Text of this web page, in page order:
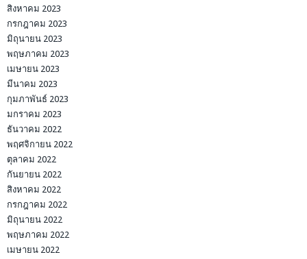
สิงหาคม 2023
กรกฎาคม 2023
มิถุนายน 2023
พฤษภาคม 2023
เมษายน 2023
มีนาคม 2023
กุมภาพันธ์ 2023
มกราคม 2023
ธันวาคม 2022
พฤศจิกายน 2022
ตุลาคม 2022
กันยายน 2022
สิงหาคม 2022
กรกฎาคม 2022
มิถุนายน 2022
พฤษภาคม 2022
เมษายน 2022